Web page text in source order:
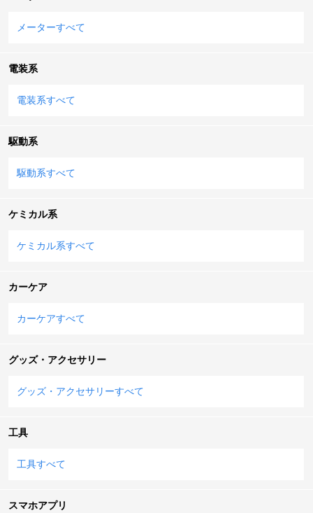
メーターすべて
電装系
電装系すべて
駆動系
駆動系すべて
ケミカル系
ケミカル系すべて
カーケア
カーケアすべて
グッズ・アクセサリー
グッズ・アクセサリーすべて
工具
工具すべて
スマホアプリ